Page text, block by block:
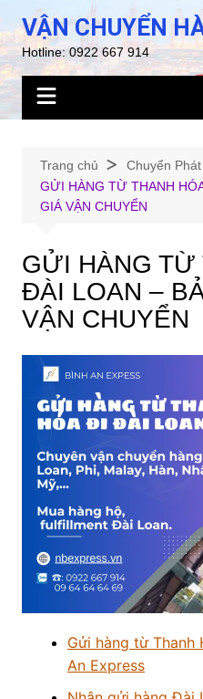
Chuyển
đến
phần
nội
dung
VẬN CHUYỂN
Hotline: 0922 667 914
Trang chủ
Chuyển
GỬI HÀNG TỪ THANH
GIÁ VẬN CHUYỂN
GỬI HÀNG TỪ
ĐÀI LOAN –
VẬN CHUYỂN
Gửi hàng từ Thanh
An Express